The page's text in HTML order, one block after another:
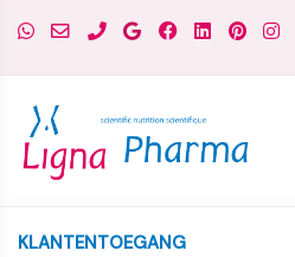
KLANTENTOEGANG